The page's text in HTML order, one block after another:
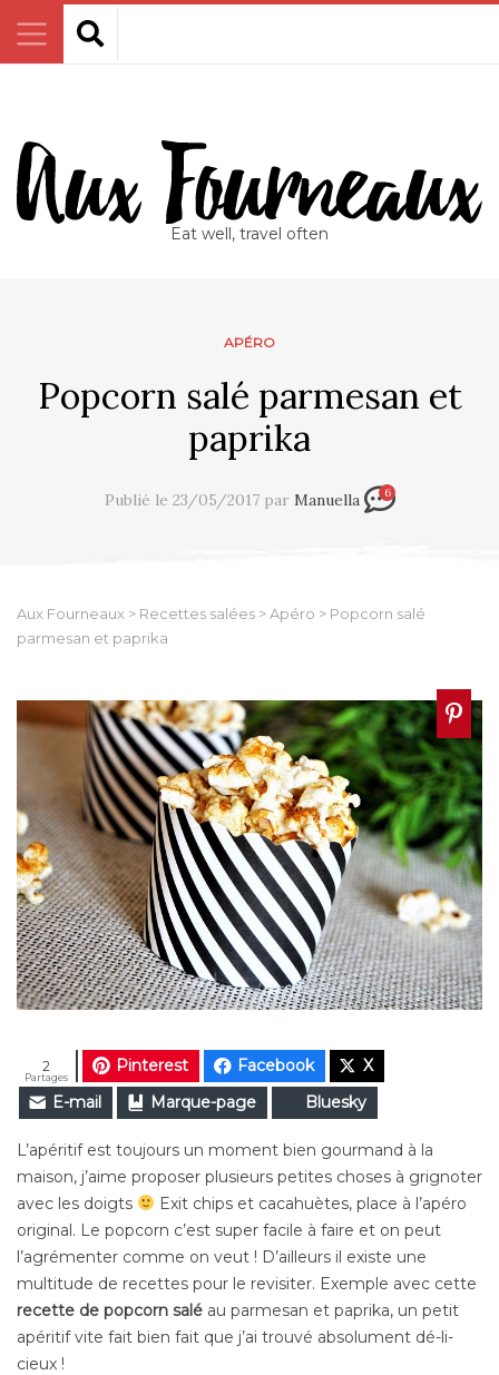
Eat well, travel often
APÉRO
Popcorn salé parmesan et
paprika
Publié le 23/05/2017 par Manuella 6
Aux Fourneaux > Recettes salées >Apéro > Popcorn salé
parmesan et paprika
Pinterest Facebook
X
E-mail
Marque-page Bluesky
Partages
2
L’apéritif est toujours un moment bien gourmand à la
maison, j’aime proposer plusieurs petites choses à grignoter
avec les doigts
Exit chips et cacahuètes, place à l’apéro
original. Le popcorn c’est super facile à faire et on peut
l’agrémenter comme on veut ! D’ailleurs il existe une
multitude de recettes pour le revisiter. Exemple avec cette
recette de popcorn salé au parmesan et paprika, un petit
apéritif vite fait bien fait que j’ai trouvé absolument dé-li-
cieux !